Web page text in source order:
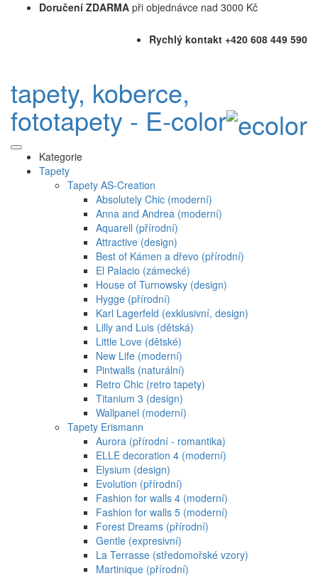
Doručení ZDARMA při objednávce nad 3000 Kč
Rychlý kontakt +420 608 449 590
tapety, koberce,
fototapety - E-color
Kategorie
Tapety
Tapety AS-Creation
Absolutely Chic (moderní)
Anna and Andrea (moderní)
Aquarell (přírodní)
Attractive (design)
Best of Kámen a dřevo (přírodní)
El Palacio (zámecké)
House of Turnowsky (design)
Hygge (přírodní)
Karl Lagerfeld (exklusivní, design)
Lilly and Luis (dětská)
Little Love (dětské)
New Life (moderní)
Pintwalls (naturální)
Retro Chic (retro tapety)
Titanium 3 (design)
Wallpanel (moderní)
Tapety Erismann
Aurora (přírodní - romantika)
ELLE decoration 4 (moderní)
Elysium (design)
Evolution (přírodní)
Fashion for walls 4 (moderní)
Fashion for walls 5 (moderní)
Forest Dreams (přírodní)
Gentle (expresivní)
La Terrasse (středomořské vzory)
Martinique (přírodní)